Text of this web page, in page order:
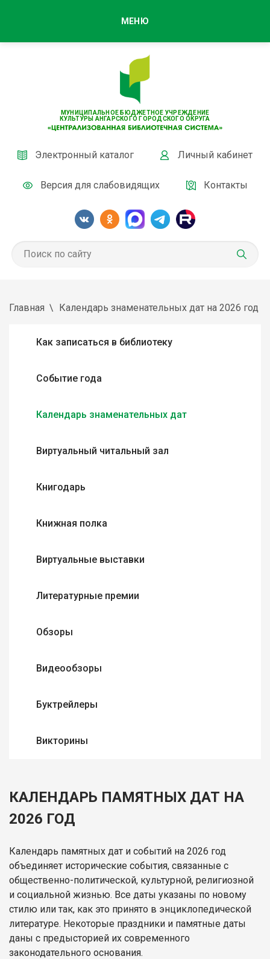
МУНИЦИПАЛЬНОЕ БЮДЖЕТНОЕ УЧРЕЖДЕНИЕ
КУЛЬТУРЫ АНГАРСКОГО ГОРОДСКОГО ОКРУГА
Электронный каталог Личный кабинет
Версия для слабовидящих Контакты
МЕНЮ
Главная Календарь знаменательных дат на 2026 год
Как записаться в библиотеку
Событие года
Календарь знаменательных дат
Виртуальный читальный зал
Книгодарь
Книжная полка
Виртуальные выставки
Литературные премии
Обзоры
Видеообзоры
Буктрейлеры
Викторины
КАЛЕНДАРЬ ПАМЯТНЫХ ДАТ НА
2026 ГОД
Календарь памятных дат и событий на 2026 год
объединяет исторические события, связанные с
общественно-политической, культурной, религиозной
и социальной жизнью. Все даты указаны по новому
стилю или так, как это принято в энциклопедической
литературе. Некоторые праздники и памятные даты
даны с предысторией их современного
законодательного основания.